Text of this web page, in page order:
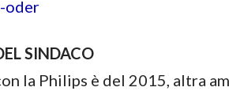
SINDACO
la Philips è del 2015, altra